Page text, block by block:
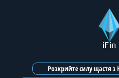
iFin
Розкрийте силу щастя з